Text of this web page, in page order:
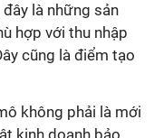
là những sản
hợp với thu nhập
cũng là điểm tạo
không phải là mới
kinh doanh bảo